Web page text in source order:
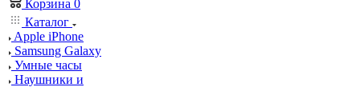
Корзина 0
Каталог
Apple iPhone
Samsung Galaxy
Умные часы
Наушники и